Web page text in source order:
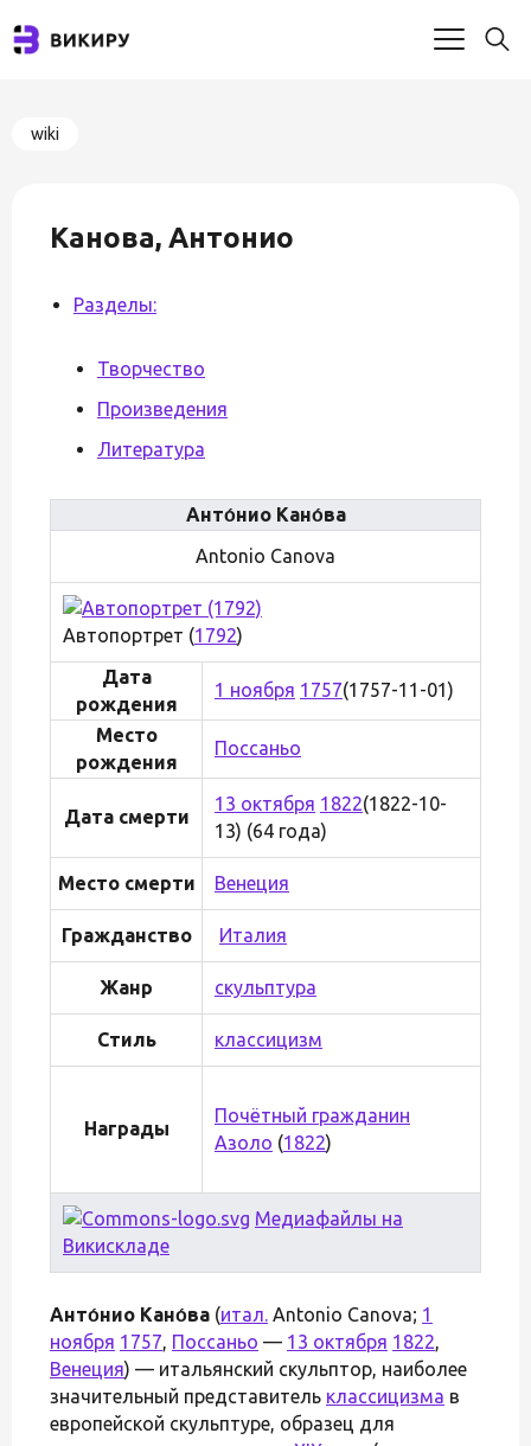
wiki
Канова, Антонио
Разделы:
Творчество
Произведения
Литература
Анто́нио Кано́ва
Antonio Canova
Автопортрет (1792)
Дата
рождения
1 ноября 1757(1757-11-01)
Место
рождения
Поссаньо
Дата смерти
13 октября 1822(1822-10-
13) (64 года)
Место смерти Венеция
Гражданство Италия
Жанр скульптура
Стиль классицизм
Награды
Почётный гражданин
Азоло (1822)
Медиафайлы на
Викискладе
Анто́нио Кано́ва (итал. Antonio Canova; 1
ноября 1757, Поссаньо — 13 октября 1822,
Венеция) — итальянский скульптор, наиболее
значительный представитель классицизма в
европейской скульптуре, образец для